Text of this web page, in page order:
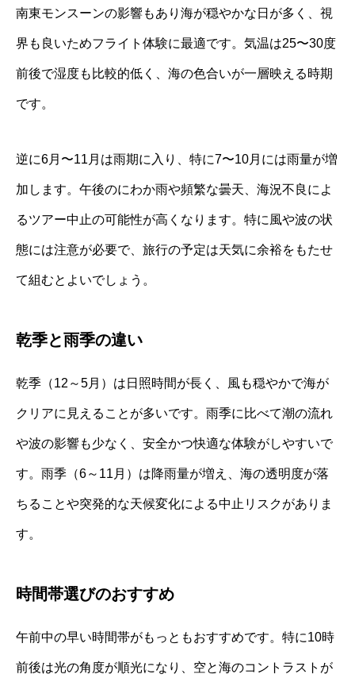
南東モンスーンの影響もあり海が穏やかな日が多く、視
界も良いためフライト体験に最適です。気温は25〜30度
前後で湿度も比較的低く、海の色合いが一層映える時期
です。
逆に6月〜11月は雨期に入り、特に7〜10月には雨量が増
加します。午後のにわか雨や頻繁な曇天、海況不良によ
るツアー中止の可能性が高くなります。特に風や波の状
態には注意が必要で、旅行の予定は天気に余裕をもたせ
て組むとよいでしょう。
乾季と雨季の違い
乾季（12～5月）は日照時間が長く、風も穏やかで海が
クリアに見えることが多いです。雨季に比べて潮の流れ
や波の影響も少なく、安全かつ快適な体験がしやすいで
す。雨季（6～11月）は降雨量が増え、海の透明度が落
ちることや突発的な天候変化による中止リスクがありま
す。
時間帯選びのおすすめ
午前中の早い時間帯がもっともおすすめです。特に10時
前後は光の角度が順光になり、空と海のコントラストが